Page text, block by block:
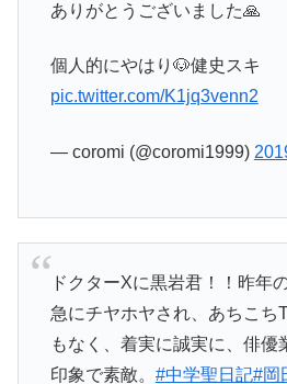
ありがとうございました🙏
個人的にやはり🐶健史スキ
pic.twitter.com/K1jq3venn2
— coromi (@coromi1999)
ドクターXに黒岩君！！昨年
急にチヤホヤされ、あちこち
もなく、着実に誠実に、俳優
印象で素敵。 #中学聖日記#岡